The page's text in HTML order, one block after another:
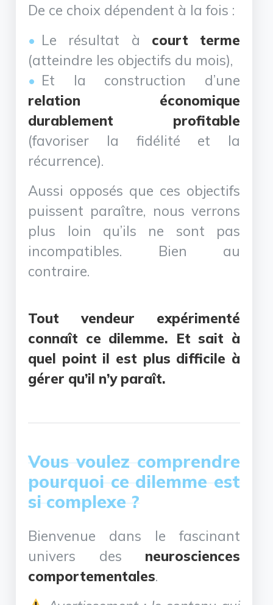
De ce choix dépendent à la fois :
Le résultat à court terme
(atteindre les objectifs du mois),
Et la construction d’une
relation économique
durablement profitable
(favoriser la fidélité et la
récurrence).
Aussi opposés que ces objectifs
puissent paraître, nous verrons
plus loin qu’ils ne sont pas
incompatibles. Bien au
contraire.
Tout vendeur expérimenté
connaît ce dilemme. Et sait à
quel point il est plus difficile à
gérer qu’il n’y paraît.
Vous voulez comprendre
pourquoi ce dilemme est
si complexe ?
Bienvenue dans le fascinant
univers des neurosciences
comportementales.